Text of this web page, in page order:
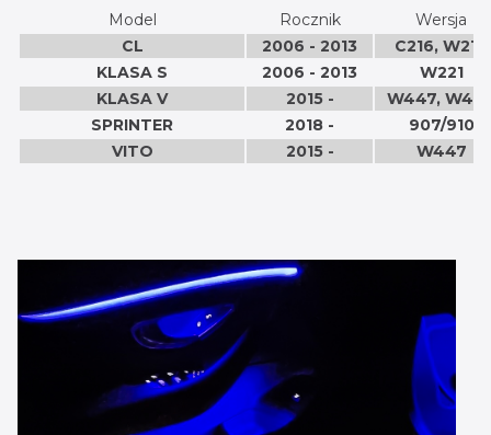
Model Rocznik
Wersja
CL
2006 - 2013
C216, W216
KLASA S
2006 - 2013
W221
KLASA V
2015 -
W447,
SPRINTER
2018 -
907/910
VITO
2015 - W447